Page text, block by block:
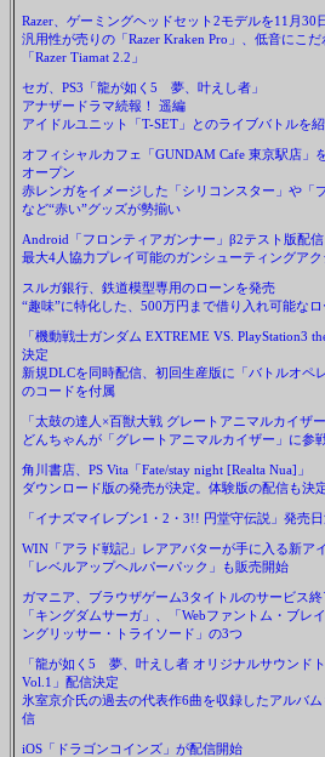
Razer、ゲーミングヘッドセット2モデルを11月30
汎用性が売りの「Razer Kraken Pro」、低音にこだ
「Razer Tiamat 2.2」
セガ、PS3「龍が如く5 夢、叶えし者」
アナザードラマ続報！ 遥編
アイドルユニット「T-SET」とのライブバトルを
オフィシャルカフェ「GUNDAM Cafe 東京駅店」
オープン
赤レンガをイメージした「シリコンスター」や「
など“赤い”グッズが勢揃い
Android「フロンティアガンナー」β2テスト版配信
最大4人協力プレイ可能のガンシューティングアク
スルガ銀行、鉄道模型専用のローンを発売
“趣味”に特化した、500万円まで借り入れ可能なロ
「機動戦士ガンダム EXTREME VS. PlayStation3
決定
新規DLCを同時配信、初回生産版に「バトルオペ
のコードを付属
「太鼓の達人×百獣大戦 グレートアニマルカイザ
どんちゃんが「グレートアニマルカイザー」に参
角川書店、PS Vita「Fate/stay night [Realta Nua]」
ダウンロード版の発売が決定。体験版の配信も決
「イナズマイレブン1・2・3!! 円堂守伝説」発売
WIN「アラド戦記」レアアバターが手に入る新ア
「レベルアップヘルパーパック」も販売開始
ガマニア、ブラウザゲーム3タイトルのサービス
「キングダムサーガ」、「Webファントム・ブレ
ングリッサー・トライソード」の3つ
「龍が如く5 夢、叶えし者 オリジナルサウンド
Vol.1」配信決定
氷室京介氏の過去の代表作6曲を収録したアルバ
信
iOS「ドラゴンコインズ」が配信開始